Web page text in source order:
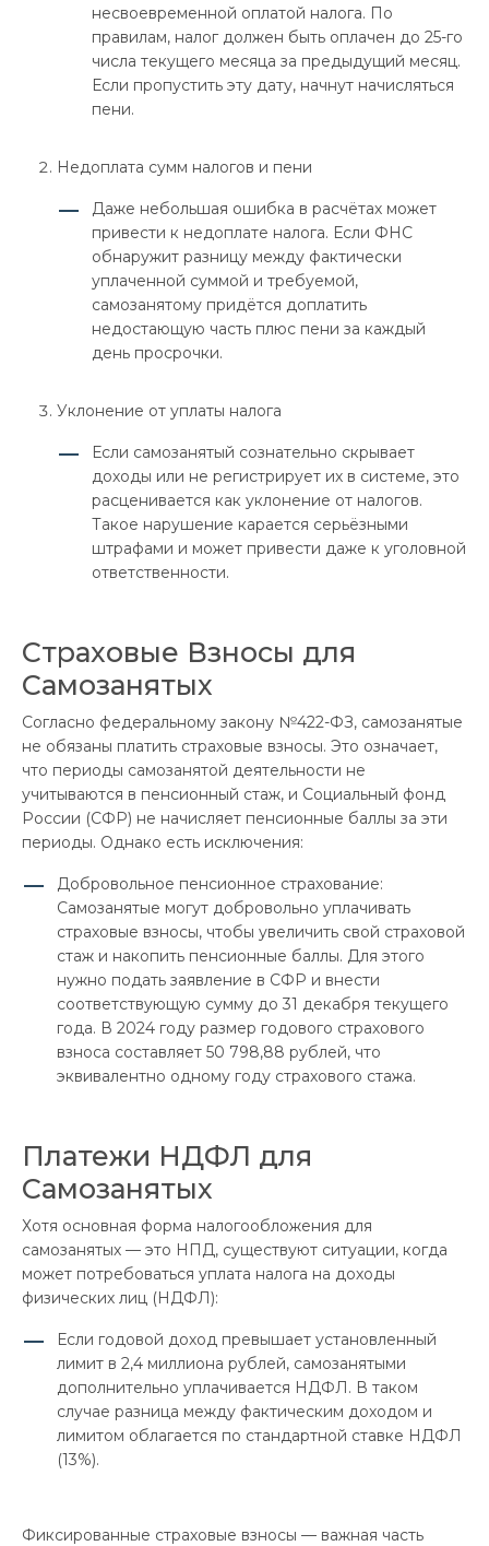
несвоевременной оплатой налога. По
правилам, налог должен быть оплачен до 25-го
числа текущего месяца за предыдущий месяц.
Если пропустить эту дату, начнут начисляться
пени.
Недоплата сумм налогов и пени
Даже небольшая ошибка в расчётах может
привести к недоплате налога. Если ФНС
обнаружит разницу между фактически
уплаченной суммой и требуемой,
самозанятому придётся доплатить
недостающую часть плюс пени за каждый
день просрочки.
Уклонение от уплаты налога
Если самозанятый сознательно скрывает
доходы или не регистрирует их в системе, это
расценивается как уклонение от налогов.
Такое нарушение карается серьёзными
штрафами и может привести даже к уголовной
ответственности.
Страховые Взносы для
Самозанятых
Согласно федеральному закону №422-ФЗ, самозанятые
не обязаны платить страховые взносы. Это означает,
что периоды самозанятой деятельности не
учитываются в пенсионный стаж, и Социальный фонд
России (СФР) не начисляет пенсионные баллы за эти
периоды. Однако есть исключения:
Добровольное пенсионное страхование:
Самозанятые могут добровольно уплачивать
страховые взносы, чтобы увеличить свой страховой
стаж и накопить пенсионные баллы. Для этого
нужно подать заявление в СФР и внести
соответствующую сумму до 31 декабря текущего
года. В 2024 году размер годового страхового
взноса составляет 50 798,88 рублей, что
эквивалентно одному году страхового стажа.
Платежи НДФЛ для
Самозанятых
Хотя основная форма налогообложения для
самозанятых — это НПД, существуют ситуации, когда
может потребоваться уплата налога на доходы
физических лиц (НДФЛ):
Если годовой доход превышает установленный
лимит в 2,4 миллиона рублей, самозанятыми
дополнительно уплачивается НДФЛ. В таком
случае разница между фактическим доходом и
лимитом облагается по стандартной ставке НДФЛ
(13%).
Фиксированные страховые взносы — важная часть